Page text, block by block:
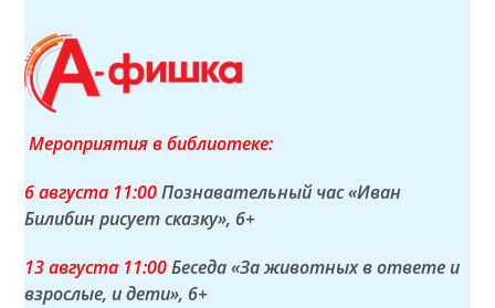
Мероприятия в библиотеке:
6 августа 11:00Познавательный час «Иван
Билибин рисует сказку», 6+
13 августа 11:00Беседа «За животных в ответе и
взрослые, и дети», 6+